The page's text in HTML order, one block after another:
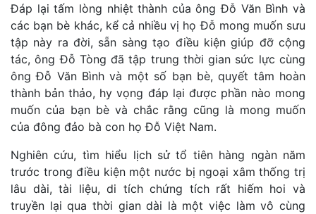
Đáp lại tấm lòng nhiệt thành của ông Đỗ Văn Bình và
các bạn bè khác, kể cả nhiều vị họ Đỗ mong muốn sưu
tập này ra đời, sẵn sàng tạo điều kiện giúp đỡ cộng
tác, ông Đỗ Tòng đã tập trung thời gian sức lực cùng
ông Đỗ Văn Bình và một số bạn bè, quyết tâm hoàn
thành bản thảo, hy vọng đáp lại được phần nào mong
muốn của bạn bè và chắc rằng cũng là mong muốn
của đông đảo bà con họ Đỗ Việt Nam.
Nghiên cứu, tìm hiểu lịch sử tổ tiên hàng ngàn năm
trước trong điều kiện một nước bị ngoại xâm thống trị
lâu dài, tài liệu, di tích chứng tích rất hiếm hoi và
truyền lại qua thời gian dài là một việc làm vô cùng